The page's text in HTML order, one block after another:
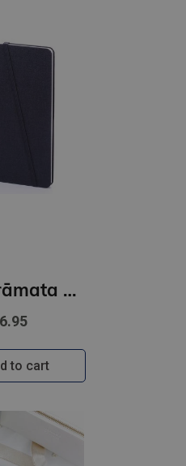
Dienasgrāmata Private Balacron black
to cart